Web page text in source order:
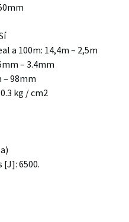
a 100m: 14,4m – 2,5m
– 3.4mm
– 98mm
kg / cm2
[J]: 6500.